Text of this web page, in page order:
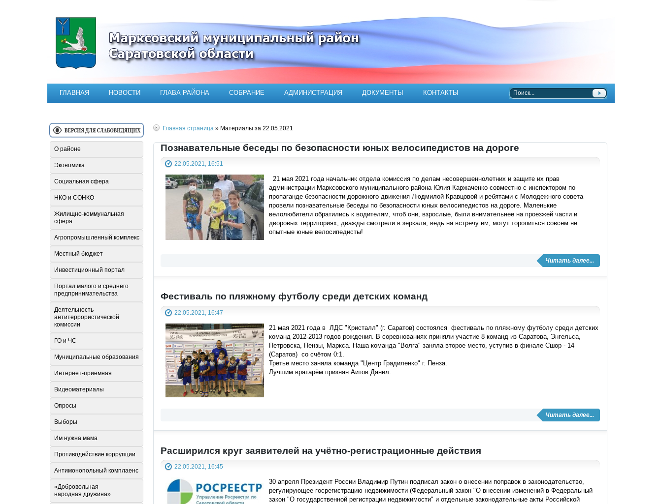
Официальный сайт Марксовского муниципального района
ГЛАВНАЯ НОВОСТИ ГЛАВА РАЙОНА СОБРАНИЕ АДМИНИСТРАЦИЯ ДОКУМЕНТЫ КОНТАКТЫ
Главная страница » Материалы за 22.05.2021
Познавательные беседы по безопасности юных велосипедистов на дороге
22.05.2021, 16:51
21 мая 2021 года начальник отдела комиссия по делам несовершеннолетних и защите их прав
администрации Марксовского муниципального района Юлия Каржаченко совместно с инспектором по
пропаганде безопасности дорожного движения Людмилой Кравцовой и ребятами с Молодежного совета
провели познавательные беседы по безопасности юных велосипедистов на дороге. Маленькие
велолюбители обратились к водителям, чтоб они, взрослые, были внимательнее на проезжей части и
дворовых территориях, дважды смотрели в зеркала, ведь на встречу им, могут торопиться совсем не
опытные юные велосипедисты!
Читать далее...
Фестиваль по пляжному футболу среди детских команд
22.05.2021, 16:47
21 мая 2021 года в ЛДС "Кристалл" (г. Саратов) состоялся фестиваль по пляжному футболу среди детских
команд 2012-2013 годов рождения. В соревнованиях приняли участие 8 команд из Саратова, Энгельса,
Петровска, Пензы, Маркса. Наша команда "Волга" заняла второе место, уступив в финале Сшор - 14
(Саратов) со счётом 0:1.
Третье место заняла команда "Центр Градиленко" г. Пенза.
Лучшим вратарём признан Аитов Данил.
Читать далее...
Расширился круг заявителей на учётно-регистрационные действия
22.05.2021, 16:45
30 апреля Президент России Владимир Путин подписал закон о внесении поправок в законодательство,
регулирующее госрегистрацию недвижимости (Федеральный закон "О внесении изменений в Федеральный
закон "О государственной регистрации недвижимости" и отдельные законодательные акты Российской
О районе
Экономика
Социальная сфера
НКО и СОНКО
Жилищно-коммунальная
сфера
Агропромышленный комплекс
Местный бюджет
Инвестиционный портал
Портал малого и среднего
предпринимательства
Деятельность
антитеррористической
комиссии
ГО и ЧС
Муниципальные образования
Интернет-приемная
Видеоматериалы
Опросы
Выборы
Им нужна мама
Противодействие коррупции
Антимонопольный комплаенс
«Добровольная
народная дружина»